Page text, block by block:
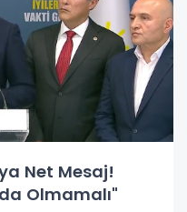
Net Mesaj!
Olmamalı"